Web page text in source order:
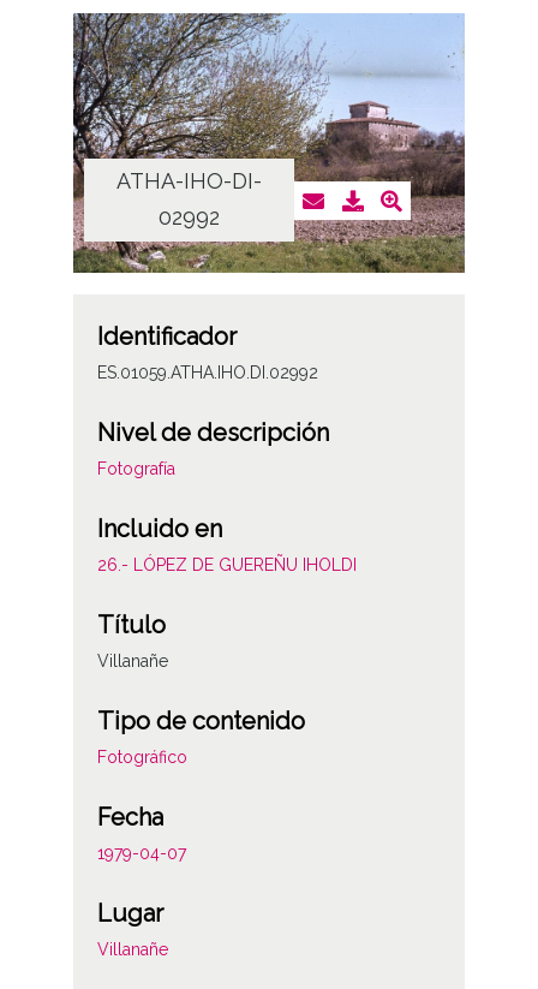
ATHA-IHO-DI-
02992
Identificador
ES.01059.ATHA.IHO.DI.02992
Nivel de descripción
Fotografía
Incluido en
26.- LÓPEZ DE GUEREÑU IHOLDI
Título
Villanañe
Tipo de contenido
Fotográfico
Fecha
1979-04-07
Lugar
Villanañe